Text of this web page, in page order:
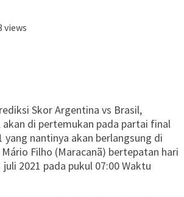
views
Skor Argentina vs Brasil,
akan di pertemukan pada partai final
yang nantinya akan berlangsung di
Filho (Maracanã) bertepatan hari
2021 pada pukul 07:00 Waktu